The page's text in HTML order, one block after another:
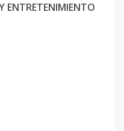
ENTRETENIMIENTO